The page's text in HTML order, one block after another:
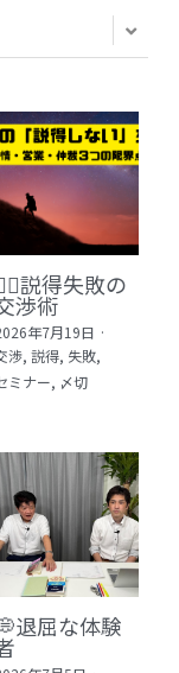
か？
合わせ）
説得失敗の
渉術
年7月19日 ·
渉, 説得, 失敗,
ミナー, 〆切
退屈な体験